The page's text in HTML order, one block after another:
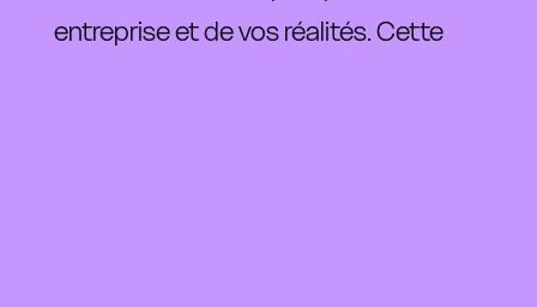
entreprise et de vos réalités. Cette